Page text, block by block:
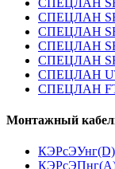
СПЕЦЛАН
СПЕЦЛАН SF/
СПЕЦЛАН SF/
СПЕЦЛАН
СПЕЦЛАН
СПЕЦЛАН
Монтажный